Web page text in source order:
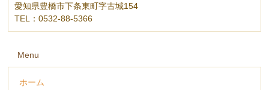
愛知県豊橋市下条東町字古城154
TEL：0532-88-5366
Menu
ホーム